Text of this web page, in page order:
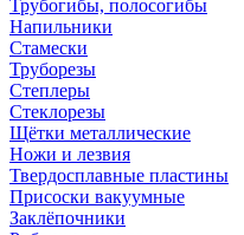
Трубогибы, полосогибы
Напильники
Стамески
Труборезы
Степлеры
Стеклорезы
Щётки металлические
Ножи и лезвия
Твердосплавные пластины
Присоски вакуумные
Заклёпочники